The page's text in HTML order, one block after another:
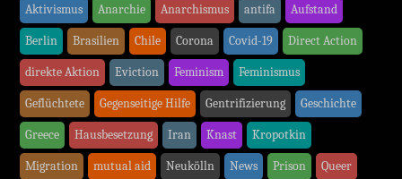
Aktivismus Anarchie Anarchismus antifa Aufstand
Berlin Brasilien Chile Corona Covid-19 Direct Action
direkte Aktion Eviction Feminism Feminismus
Geflüchtete Gegenseitige Hilfe Gentrifizierung Geschichte
Greece Hausbesetzung Iran Knast Kropotkin
Migration mutual aid Neukölln News Prison Queer